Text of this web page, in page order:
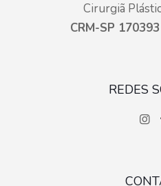
Cirurgiã
CRM-SP
REDES